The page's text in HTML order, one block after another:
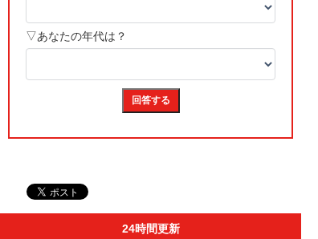
24時間更新